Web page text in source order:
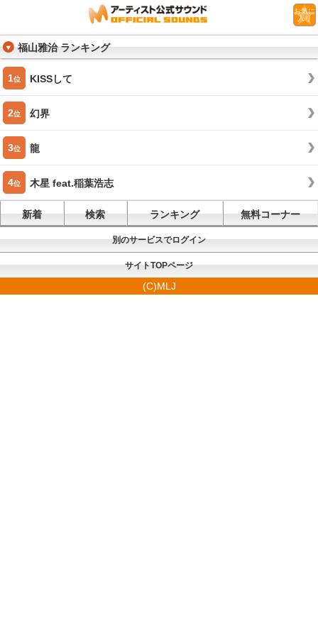
お気に
入り
福山雅治 ランキング
1位 KISSして
2位 幻界
3位 龍
4位 木星 feat.稲葉浩志
新着 検索 ランキング 無料コーナー
別のサービスでログイン
サイトTOPページ
(C)MLJ